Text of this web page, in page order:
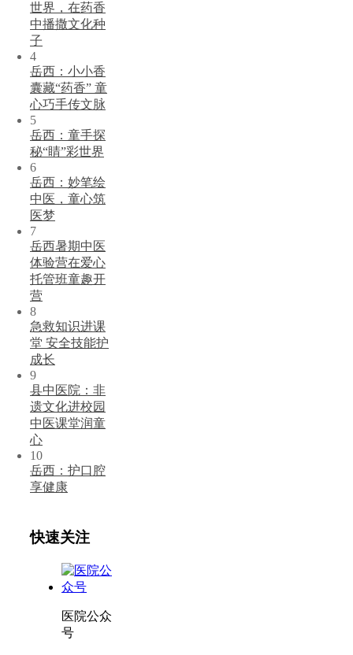
世界，在药香
中播撒文化种
子
4
岳西：小小香
囊藏“药香” 童
心巧手传文脉
5
岳西：童手探
秘“睛”彩世界
6
岳西：妙笔绘
中医，童心筑
医梦
7
岳西暑期中医
体验营在爱心
托管班童趣开
营
8
急救知识进课
堂 安全技能护
成长
9
县中医院：非
遗文化进校园
中医课堂润童
心
10
岳西：护口腔
享健康
快速关注
医院公众
号